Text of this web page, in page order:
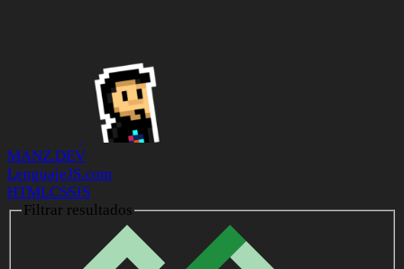
MANZ.DEV
LenguajeJS.com
HTMLCSSJS
Filtrar resultados